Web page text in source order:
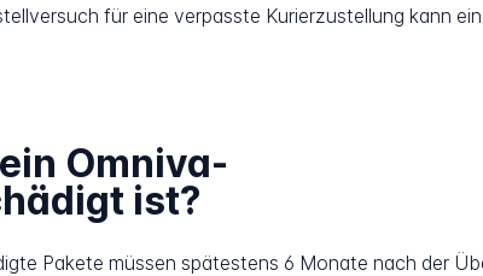
für eine verpasste Kurierzustellung kann
Omniva-
ist?
Pakete müssen spätestens 6 Monate nach der